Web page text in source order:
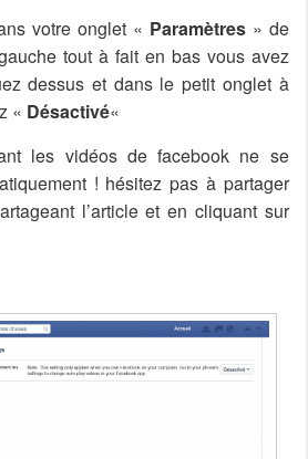
votre onglet « Paramètres» de
tout à fait en bas vous avez
dessus et dans le petit onglet à
« Désactivé«
les vidéos de facebook ne se
! hésitez pas à partager
l’article et en cliquant sur